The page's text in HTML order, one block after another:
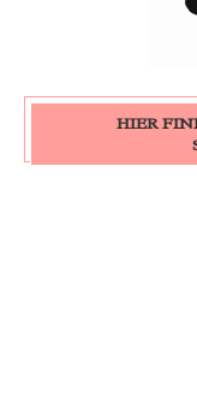
HIER